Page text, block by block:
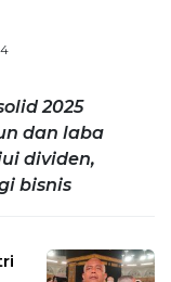
2025
dan laba
dividen,
bisnis